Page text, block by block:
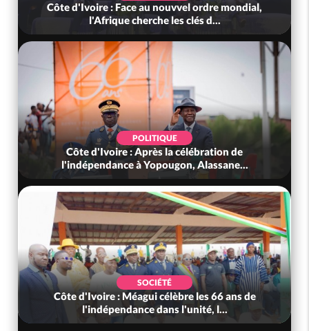
Côte d'Ivoire : Face au nouvvel ordre mondial,
l'Afrique cherche les clés d...
POLITIQUE
Côte d'Ivoire : Après la célébration de
l'indépendance à Yopougon, Alassane...
SOCIÉTÉ
Côte d'Ivoire : Méagui célèbre les 66 ans de
l'indépendance dans l'unité, l...